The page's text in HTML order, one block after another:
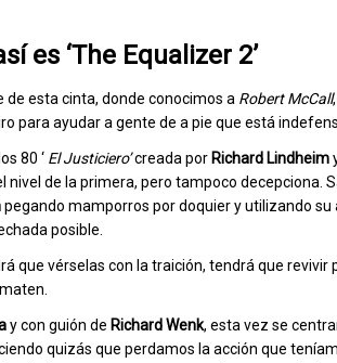
es ‘The Equalizer 2’
de esta cinta, donde conocimos a Robert McCall
para ayudar a gente de a pie que está
80 ‘ El Justiciero’creada por Richard Lindheim
nivel de la primera, pero tampoco decepciona.
pegando mamporros por doquier y utilizando su
posible.
que vérselas con la traición, tendrá que revivir
y con guión de Richard Wenk, esta vez se
quizás que perdamos la acción que